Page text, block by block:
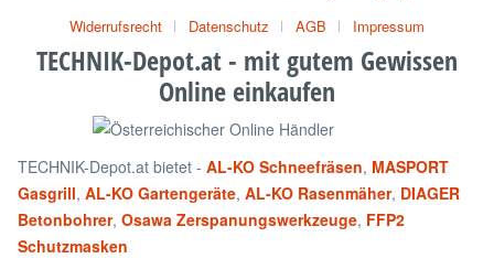
Widerrufsrecht
Datenschutz AGB Impressum
TECHNIK-Depot.at - mit gutem Gewissen
Online einkaufen
TECHNIK-Depot.at bietet - AL-KO Schneefräsen, MASPORT
Gasgrill, AL-KO Gartengeräte, AL-KO Rasenmäher, DIAGER
Betonbohrer, Osawa Zerspanungswerkzeuge, FFP2
Schutzmasken